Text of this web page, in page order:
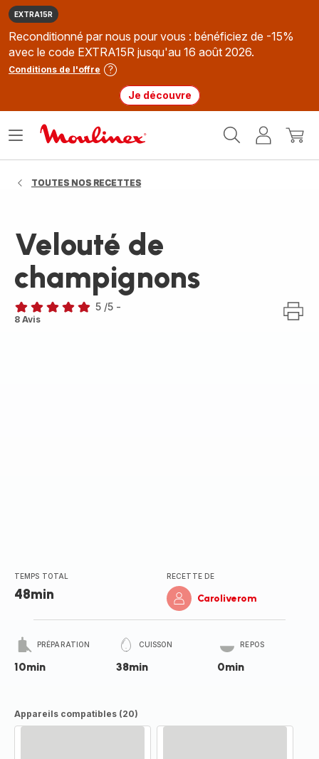
EXTRA15R
Reconditionné par nous pour vous : bénéficiez de -15%
avec le code EXTRA15R jusqu'au 16 août 2026.
Conditions de l'offre
Je découvre
MonMon
Ouvrir
TOUTES NOS RECETTES
Velouté de
champignons
Avis
5 /5 -
8 Avis
TEMPS TOTAL
48min
RECETTE DE
Caroliverom
PRÉPARATION
10min
CUISSON
38min
REPOS
0min
Appareils compatibles (20)